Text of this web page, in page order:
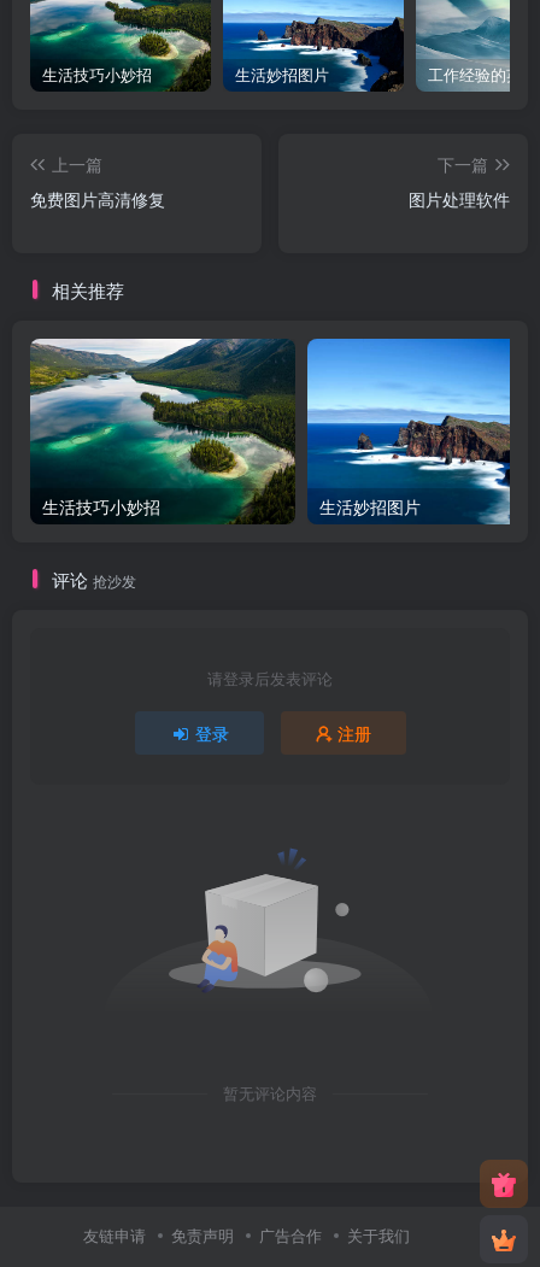
生活技巧小妙招 生活妙招图片 工作经验的英
上一篇
免费图片高清修复
下一篇
图片处理软件
相关推荐
生活技巧小妙招 生活妙招图片
评论 抢沙发
请登录后发表评论
登录 注册
暂无评论内容
友链申请 免责声明 广告合作 关于我们